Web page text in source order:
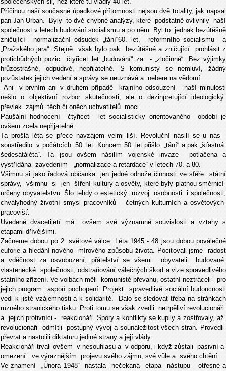
Příčinou naší současné úpadkové přítomnosti nejsou dvě totality, jak napsal
pan Jan Urban. Byly to dvě chybné analýzy, které podstatně ovlivnily naší
společnost v letech budování socialismu a po něm. Byl to jednak bezútěšně
zničující normalizační odsudek „tání“60. let, reformního socialismu a
„Pražského jara“. Stejně však bylo pak bezútěšné a zničující prohlásit z
protichůdných pozic čtyřicet let „budování“ za - „zločinné“. Bez výjimky
hrůzostrašné, odpudivé, nepřijatelné. S komunisty se nemluví, žádný
pozůstatek jejich vedení a správy se neuznává a nebere na vědomí.
Ani v prvním ani v druhém případě krajního odsouzení naší minulosti
nešlo o objektivní rozbor skutečnosti, ale o dezinpretující ideologický
převlek zájmů těch či oněch uchvatitelů moci.
Paušální hodnocení čtyřiceti let socialisticky orientovaného období je
ovšem zcela nepřijatelné.
Ta prošlá léta se přece navzájem velmi liší. Revoluční násilí se u nás
soustředilo v počátcích 50. let. Koncem 50. let přišlo „tání“ a pak „šťastná
šedesátáléta“. Ta jsou ovšem násilím vojenské invaze potlačena a
vystřídána zavedením „normalizace a retardace“ v letech 70. a 80.
Všimnu si jako řadová občanka jen jedné odnože činnosti ve sféře státní
správy, všimnu si jen šíření kultury a osvěty, které byly platnou směrnicí
určeny obyvatelstvu. Šlo tehdy o estetický rozvoj osobnosti i společnosti,
chvályhodný životní smysl pracovníků četných kulturních a osvětových
pracovišť.
Uvedené dvacetiletí má ovšem své významné souvislosti a vztahy s
etapami dřívějšími.
Začneme dobou po 2. světové válce. Léta 1945 - 48 jsou dobou poválečné
euforie a hledání nového mírového způsobu života. Pociťovali jsme radost
a vděčnost za osvobození, přátelství se všemi obyvateli budované
vlastenecké společnosti, odstraňování válečných škod a vize spravedlivého
státního zřízení. Ve volbách měli komunisté převahu, ostatní neztráceli pro
jejich program aspoň pochopení. Projekt spravedlivé sociální budoucnosti
vedl k jisté vzájemnosti a k solidaritě. Dalo se sledovat třeba na stránkách
různého stranického tisku. Proti tomu se však zvedli netrpěliví revolucionáři
a jejich protivníci - reakcionáři. Spory a konflikty se kupily a zostřovaly, až
revolucionáři odmítli postupný vývoj a sounáležitost všech stran. Provedli
převrat a nastolili diktaturu jediné strany a její vlády.
Reakcionáři trvali ovšem v nesouhlasu a v odporu, i když zůstali pasivní a
omezení ve výraznějším projevu svého zájmu, své vůle a svého chtění.
Ve znamení „Února 1948“ nastala nečekaná etapa nástupu otřesné a